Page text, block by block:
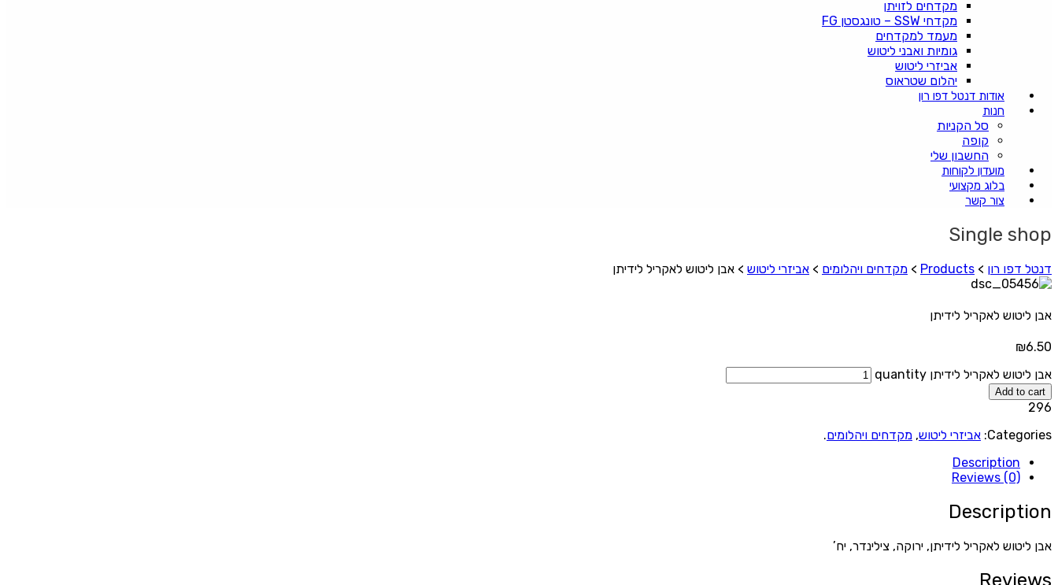
מקדחים לזויתן
מקדחי SSW – טונגסטן FG
מעמד למקדחים
גומיות ואבני ליטוש
אביזרי ליטוש
יהלום שטראוס
אודות דנטל דפו רון
חנות
סל הקניות
קופה
החשבון שלי
מועדון לקוחות
בלוג מקצועי
צור קשר
Single shop
דנטל דפו רון >
Products
> מקדחים ויהלומים > אביזרי ליטוש > אבן ליטוש לאקריל לידיתן
אבן ליטוש לאקריל לידיתן
₪6.50
אבן ליטוש לאקריל לידיתן quantity
Add to cart
296
Categories: אביזרי ליטוש, מקדחים ויהלומים.
Description
Reviews (0)
Description
אבן ליטוש לאקריל לידיתן, ירוקה, צילינדר, יח’
Reviews